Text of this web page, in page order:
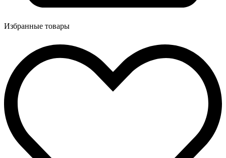
Избранные товары